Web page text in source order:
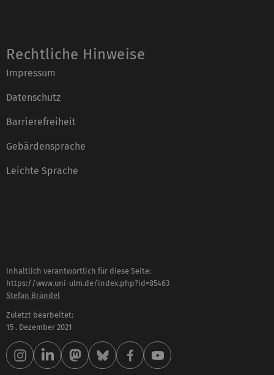
Rechtliche Hinweise
Impressum
Datenschutz
Barrierefreiheit
Gebärdensprache
Leichte Sprache
Inhaltlich verantwortlich für diese Seite:
https://www.uni-ulm.de/index.php?id=85463
Stefan Brändel
Zuletzt bearbeitet:
15 . Dezember 2021